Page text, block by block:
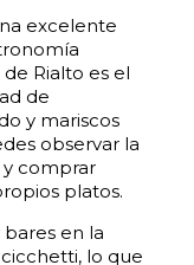
excelente
Rialto es el
de
y mariscos
observar la
y comprar
platos.
en la
lo que